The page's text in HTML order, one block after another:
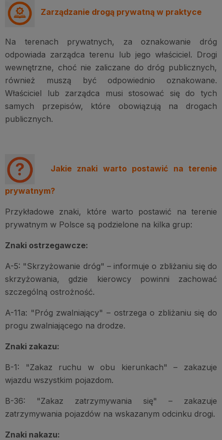
Zarządzanie drogą prywatną w praktyce
Na terenach prywatnych, za oznakowanie dróg
odpowiada zarządca terenu lub jego właściciel. Drogi
wewnętrzne, choć nie zaliczane do dróg publicznych,
również muszą być odpowiednio oznakowane.
Właściciel lub zarządca musi stosować się do tych
samych przepisów, które obowiązują na drogach
publicznych.
Jakie znaki warto postawić na terenie
prywatnym?
Przykładowe znaki, które warto postawić na terenie
prywatnym w Polsce są podzielone na kilka grup:
Znaki ostrzegawcze:
A-5: "Skrzyżowanie dróg" – informuje o zbliżaniu się do
skrzyżowania, gdzie kierowcy powinni zachować
szczególną ostrożność.
A-11a: "Próg zwalniający" – ostrzega o zbliżaniu się do
progu zwalniającego na drodze.
Znaki zakazu:
B-1: "Zakaz ruchu w obu kierunkach" – zakazuje
wjazdu wszystkim pojazdom.
B-36: "Zakaz zatrzymywania się" – zakazuje
zatrzymywania pojazdów na wskazanym odcinku drogi.
Znaki nakazu: